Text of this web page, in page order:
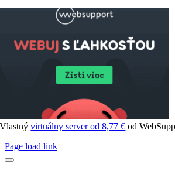
Vlastnývirtuálny server od 8,77 € od
Page load link